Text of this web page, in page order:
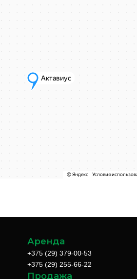
Аренда
+375 (29) 379-00-53
+375 (29) 255-66-22
Продажа